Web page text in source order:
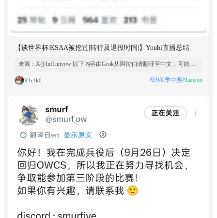
【谈世界杯|KSAA被挖过|转行及退役时间|】Youbi直播总结
来源：X@Inf1nityow 以下内容由Grok从阿拉伯语翻译至中文，可能存
Youbi（@Youbi_OW）在 Overwatch EWC 锦标赛后最后直播中发表的
K1r1k0 #EWC季中赛#Jaewoo